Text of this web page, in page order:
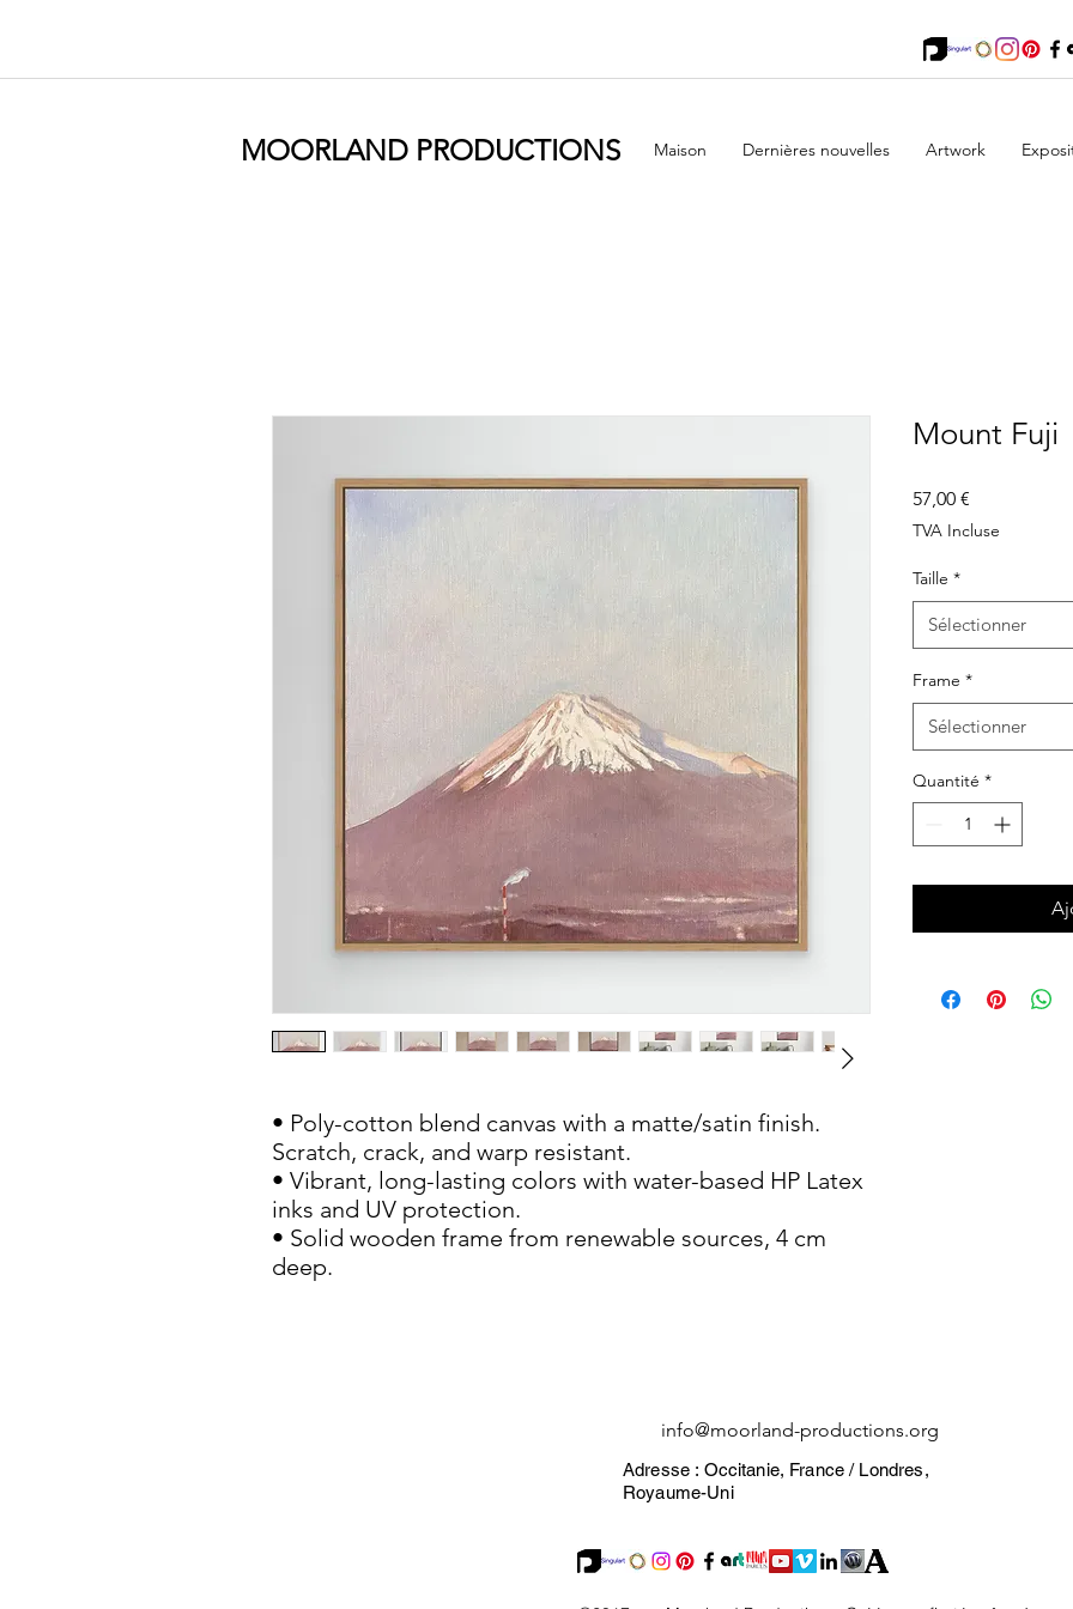
MOORLAND PRODUCTIONS Maison Dernières nouvelles Artwork
• Poly-cotton blend canvas with a matte/satin finish.
Scratch, crack, and warp resistant.
• Vibrant, long-lasting colors with water-based HP Latex
inks and UV protection.
• Solid wooden frame from renewable sources, 4 cm
deep.
Mount Fuji
57,00 €
TVA Incluse
Taille *
Sélectionner
Frame *
Sélectionner
Quantité *
info@moorland-productions.org
Adresse : Occitanie, France / Londres,
Royaume-Uni